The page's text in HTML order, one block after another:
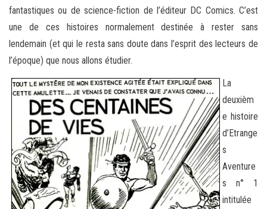
fantastiques ou de science-fiction de l’éditeur DC Comics. C’est
une de ces histoires normalement destinée à rester sans
lendemain (et qui le resta sans doute dans l’esprit des lecteurs de
l’époque) que nous allons étudier.
La
deuxièm
e histoire
d’Etrange
s
Aventure
s n° 1
intitulée